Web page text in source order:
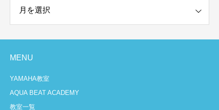
MENU
YAMAHA教室
AQUA BEAT ACADEMY
教室一覧